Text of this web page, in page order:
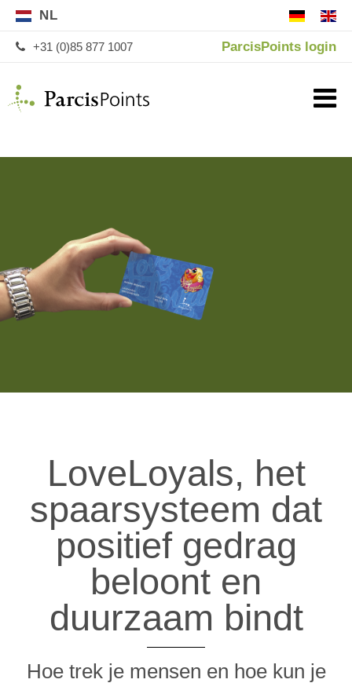
NL
ParcisPoints login
+31 (0)85 877 1007
LoveLoyals, het
spaarsysteem dat
positief gedrag
beloont en
duurzaam bindt
Hoe trek je mensen en hoe kun je